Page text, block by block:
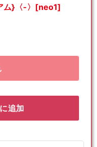
ム}〈-〉[neo1]
追加